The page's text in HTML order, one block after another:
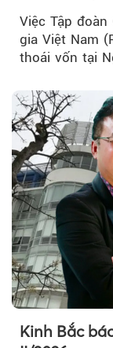
Việc Tập
gia Việt Nam
thoái vốn tại
Kinh Bắc